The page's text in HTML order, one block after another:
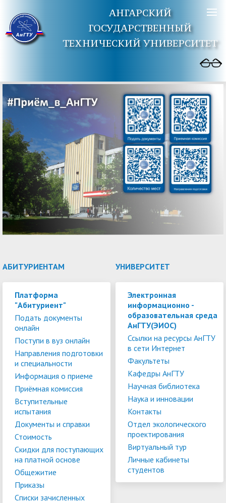
АНГАРСКИЙ
ГОСУДАРСТВЕННЫЙ
ТЕХНИЧЕСКИЙ УНИВЕРСИТЕТ
АБИТУРИЕНТАМ
Платформа
"Абитуриент"
Подать документы
онлайн
Поступи в вуз онлайн
Направления подготовки
и специальности
Информация о приеме
Приёмная комиссия
Вступительные
испытания
Документы и справки
Стоимость
Скидки для поступающих
на платной основе
Общежитие
Приказы
Списки зачисленных
УНИВЕРСИТЕТ
Электронная
информационно -
образовательная среда
АнГТУ(ЭИОС)
Ссылки на ресурсы АнГТУ
в сети Интернет
Факультеты
Кафедры АнГТУ
Научная библиотека
Наука и инновации
Контакты
Отдел экологического
проектирования
Виртуальный тур
Личные кабинеты
студентов